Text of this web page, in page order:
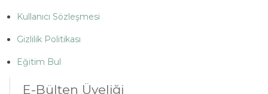
Kullanıcı Sözleşmesi
Gizlilik Politikası
Eğitim Bul
E-Bülten Üyeliği